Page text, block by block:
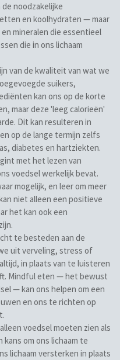
noodzakelijke
en koolhydraten — maar
mineralen die essentieel
die in ons lichaam
van de kwaliteit van wat we
suikers,
kan ons op de korte
maar deze 'leeg calorieën'
Dit kan resulteren in
op de lange termijn zelfs
diabetes en hartziekten.
met het lezen van
voedsel werkelijk bevat.
mogelijk, en leer om meer
niet alleen een positieve
het kan ook een
te besteden aan de
uit verveling, stress of
in plaats van te luisteren
Mindful eten — het bewust
— kan ons helpen om een
en ons te richten op
voedsel moeten zien als
kans om ons lichaam te
lichaam versterken in plaats